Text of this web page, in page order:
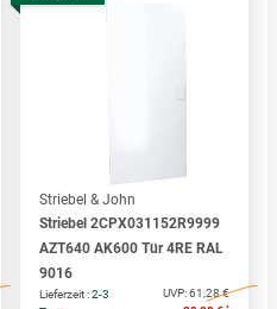
Striebel & John
Striebel 2CPX031152R9999
AZT640 AK600 Tür 4RE RAL
9016
Lieferzeit :2-3
UVP:61,28 €